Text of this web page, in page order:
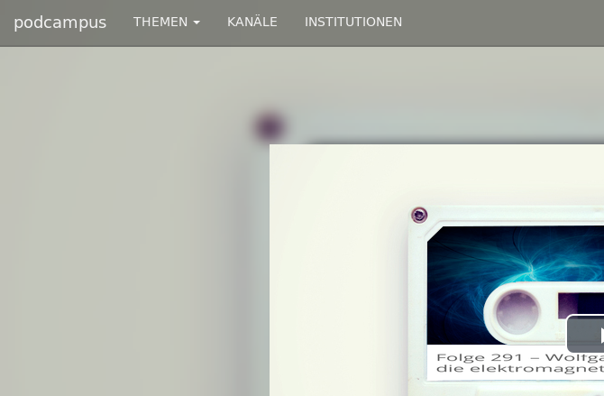
podcampus THEMEN KANÄLE INSTITUTIONEN